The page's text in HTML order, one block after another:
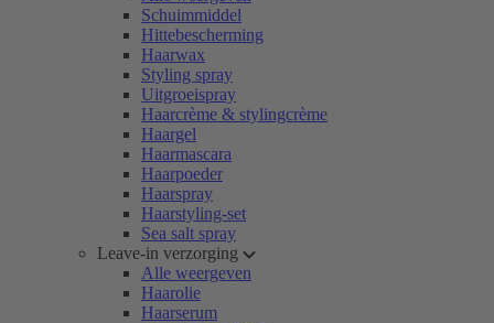
Schuimmiddel
Hittebescherming
Haarwax
Styling spray
Uitgroeispray
Haarcrème & stylingcrème
Haargel
Haarmascara
Haarpoeder
Haarspray
Haarstyling-set
Sea salt spray
Leave-in verzorging
Alle weergeven
Haarolie
Haarserum